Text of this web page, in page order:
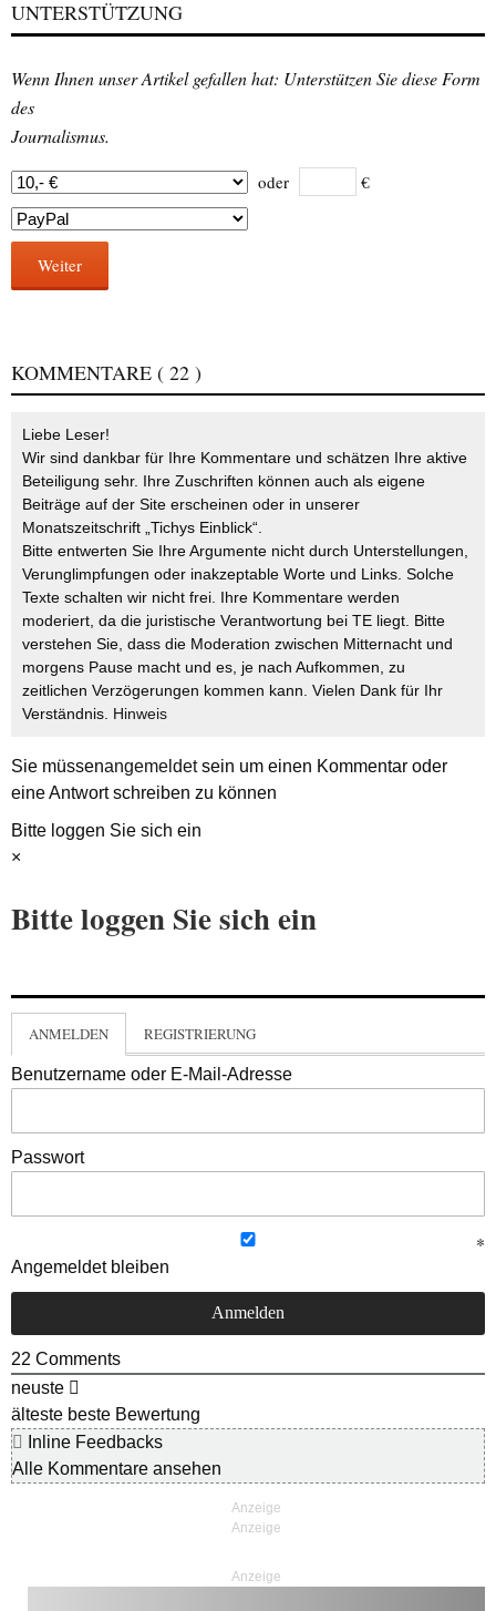
UNTERSTÜTZUNG
Wenn Ihnen unser Artikel gefallen hat: Unterstützen Sie diese Form
des
Journalismus.
oder €
Weiter
KOMMENTARE ( 22 )
Liebe Leser!
Wir sind dankbar für Ihre Kommentare und schätzen Ihre aktive
Beteiligung sehr. Ihre Zuschriften können auch als eigene
Beiträge auf der Site erscheinen oder in unserer
Monatszeitschrift „Tichys Einblick“.
Bitte entwerten Sie Ihre Argumente nicht durch Unterstellungen,
Verunglimpfungen oder inakzeptable Worte und Links. Solche
Texte schalten wir nicht frei. Ihre Kommentare werden
moderiert, da die juristische Verantwortung bei TE liegt. Bitte
verstehen Sie, dass die Moderation zwischen Mitternacht und
morgens Pause macht und es, je nach Aufkommen, zu
zeitlichen Verzögerungen kommen kann. Vielen Dank für Ihr
Verständnis. Hinweis
Sie müssenangemeldetsein um einen Kommentar oder
eine Antwort schreiben zu können
Bitte loggen Sie sich ein
×
Bitte loggen Sie sich ein
ANMELDEN REGISTRIERUNG
Benutzername oder E-Mail-Adresse
Passwort
Angemeldet bleiben
22 Comments
neuste
älteste beste Bewertung
Inline Feedbacks
Alle Kommentare ansehen
Anzeige